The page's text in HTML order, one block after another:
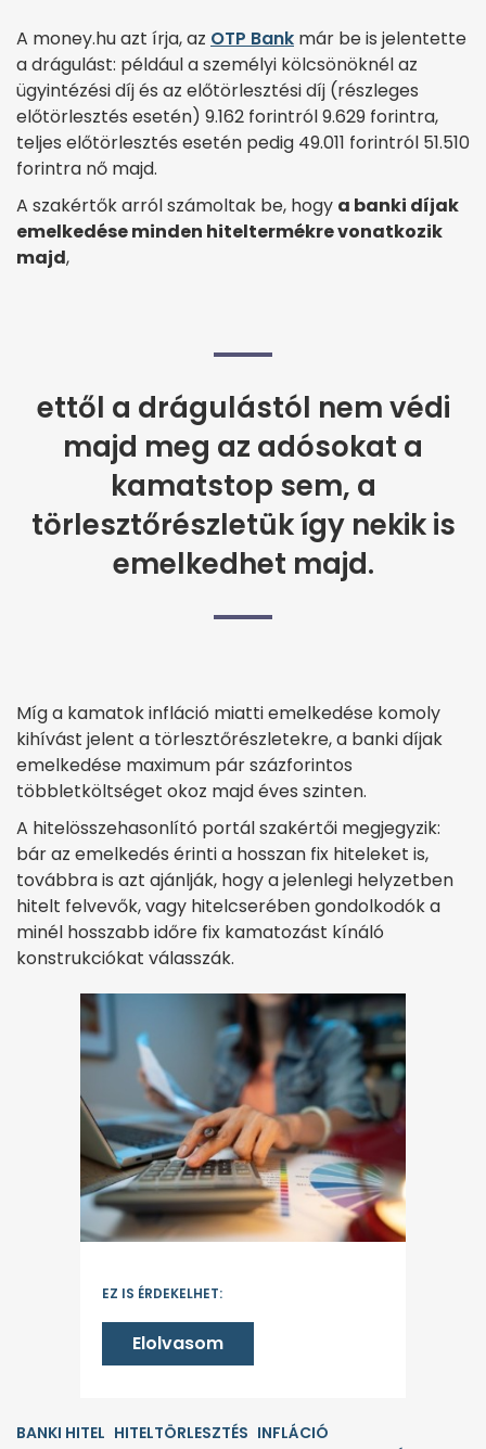
A money.hu azt írja, az OTP Bank már be is jelentette
a drágulást: például a személyi kölcsönöknél az
ügyintézési díj és az előtörlesztési díj (részleges
előtörlesztés esetén) 9.162 forintról 9.629 forintra,
teljes előtörlesztés esetén pedig 49.011 forintról 51.510
forintra nő majd.
A szakértők arról számoltak be, hogy a banki díjak
emelkedése minden hiteltermékre vonatkozik
majd,
ettől a drágulástól nem védi
majd meg az adósokat a
kamatstop sem, a
törlesztőrészletük így nekik is
emelkedhet majd.
Míg a kamatok infláció miatti emelkedése komoly
kihívást jelent a törlesztőrészletekre, a banki díjak
emelkedése maximum pár százforintos
többletköltséget okoz majd éves szinten.
A hitelösszehasonlító portál szakértői megjegyzik:
bár az emelkedés érinti a hosszan fix hiteleket is,
továbbra is azt ajánlják, hogy a jelenlegi helyzetben
hitelt felvevők, vagy hitelcserében gondolkodók a
minél hosszabb időre fix kamatozást kínáló
konstrukciókat válasszák.
EZ IS ÉRDEKELHET:
Elolvasom
BANKI HITEL HITELTÖRLESZTÉS INFLÁCIÓ